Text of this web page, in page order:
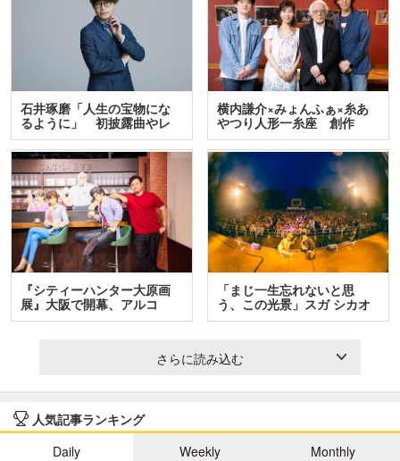
石井琢磨「人生の宝物にな
るように」 初披露曲やレ
ア…
横内謙介×みょんふぁ×糸あ
やつり人形一糸座 創作
人…
『シティーハンター大原画
展』大阪で開幕、アルコ
＆…
「まじ一生忘れないと思
う、この光景」スガ シカオ
と…
さらに読み込む
人気記事ランキング
Daily
Weekly Monthly